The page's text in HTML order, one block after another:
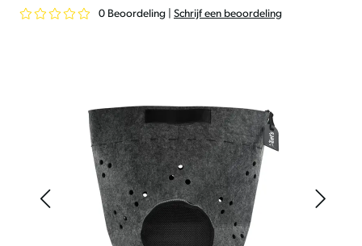
0 Beoordeling Schrijf een beoordeling